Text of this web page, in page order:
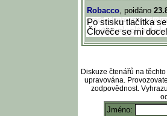
Robacco, poidáno
Po stisku tlačítka
Člověče se mi
Diskuze čtenářů na
upravována.
zodpovědnost.
Jméno: